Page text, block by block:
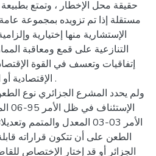
حقيقة محل الإخطار ، وتمتع
مستقلة إذا تم تزويده بمجموعة
الإستشارية منها إختيارية
التنازعية على قمع ومعاقبة
إتفاقيات وتعسف في القوة
الإقتصادية
ولم يحدد المشرع الجزائري نوع
الأمر 03-03 المعدل
الطعن على أن تتكون قراراته
الجزائر أو قد إختار الإختصاص